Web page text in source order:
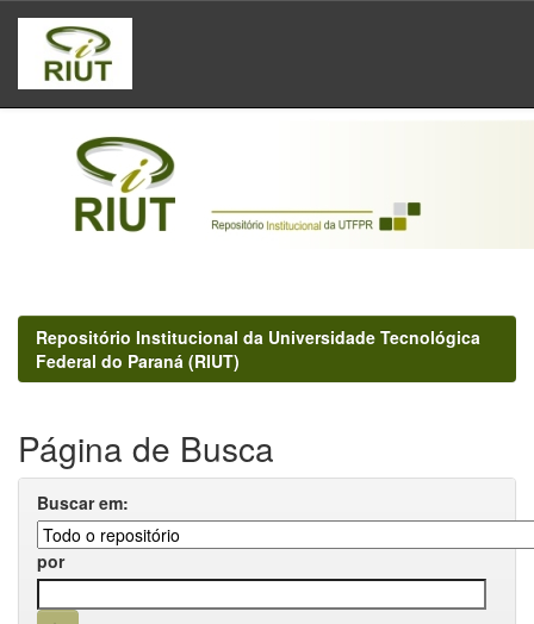
Skip
navigation
Repositório Institucional da Universidade Tecnológica
Federal do Paraná (RIUT)
Página de Busca
Buscar em:
por